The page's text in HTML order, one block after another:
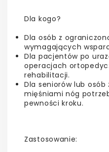
Dla kogo?
Dla osób z
wymagających
Dla pacjentów po
operacjach
rehabilitacji.
Dla seniorów lub osób
mięśniami nóg
pewności kroku.
Zastosowanie: